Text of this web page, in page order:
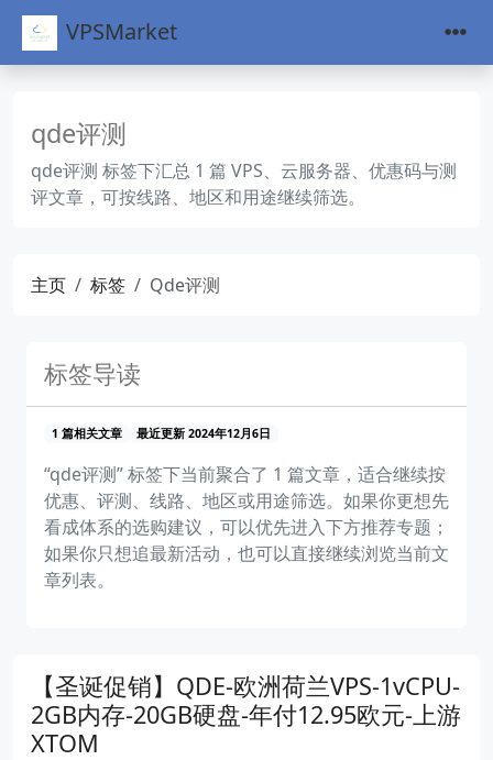
VPSMarket
qde评测
qde评测 标签下汇总 1 篇 VPS、云服务器、优惠码与测
评文章，可按线路、地区和用途继续筛选。
主页 标签 Qde评测
标签导读
1 篇相关文章 最近更新 2024年12月6日
“qde评测” 标签下当前聚合了 1 篇文章，适合继续按
优惠、评测、线路、地区或用途筛选。如果你更想先
看成体系的选购建议，可以优先进入下方推荐专题；
如果你只想追最新活动，也可以直接继续浏览当前文
章列表。
【圣诞促销】QDE-欧洲荷兰VPS-1vCPU-
2GB内存-20GB硬盘-年付12.95欧元-上游
XTOM